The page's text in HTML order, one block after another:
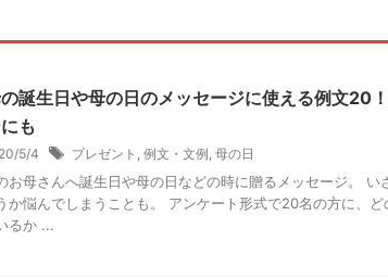
誕生日や母の日のメッセージに使える例文20
も
5/4 プレゼント , 例文・文例, 母の日
お母さんへ誕生日や母の日などの時に贈るメッセージ。 い
か悩んでしまうことも。 アンケート形式で20名の方に、
るか ...